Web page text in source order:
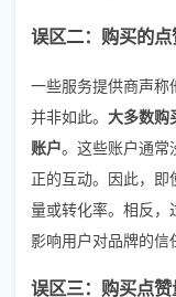
误区二：购买的
一些服务提供商声称
并非如此。 大多数购
账户。这些账户通常
正的互动。因此，
量或转化率。相反，
影响用户对品牌的信
误区三：购买点